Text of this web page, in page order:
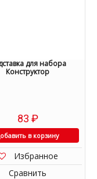
для набора
Конструктор
83 ₽
в корзину
Избранное
Сравнить